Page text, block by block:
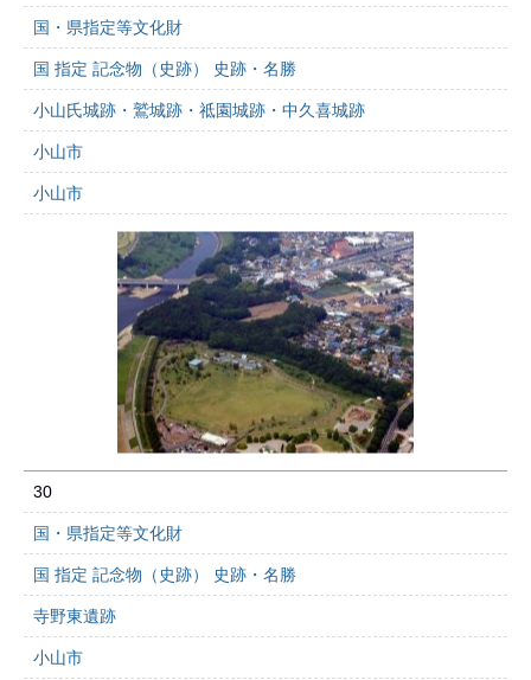
国・県指定等文化財
国 指定 記念物（史跡） 史跡・名勝
小山氏城跡・鷲城跡・祗園城跡・中久喜城跡
小山市
小山市
30
国・県指定等文化財
国 指定 記念物（史跡） 史跡・名勝
寺野東遺跡
小山市